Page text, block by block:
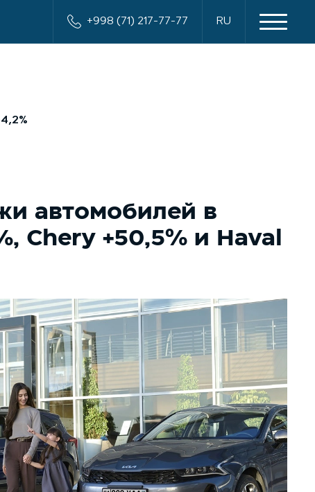
+998 (71) 217-77-77 RU
автомобилей в
Chery +50,5% и Haval